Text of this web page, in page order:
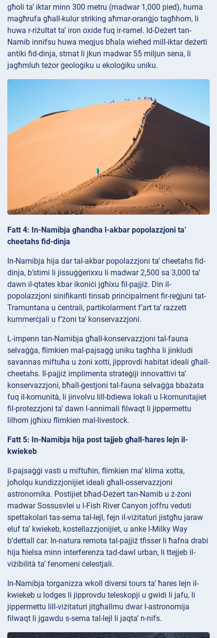
għoli ta’ iktar minn 300 metru (madwar 1,000 pied), huma
magħrufa għall-kulur striking aħmar-oranġjo tagħhom, li
huwa r-riżultat ta’ iron oxide fuq ir-ramel. Id-Deżert tan-
Namib innifsu huwa meqjus bħala wieħed mill-iktar deżerti
antiki fid-dinja, stmat li jkun madwar 55 miljun sena, li
jagħmluh teżor ġeoloġiku u ekoloġiku uniku.
Fatt 4: In-Namibja għandha l-akbar popolazzjoni ta’
cheetahs fid-dinja
In-Namibja hija dar tal-akbar popolazzjoni ta’ cheetahs fid-
dinja, b’stimi li jissuġġerixxu li madwar 2,500 sa 3,000 ta’
dawn il-qtates kbar ikoniċi jgħixu fil-pajjiż. Din il-
popolazzjoni sinifikanti tinsab prinċipalment fir-reġjuni tat-
Tramuntana u ċentrali, partikolarment f’art ta’ razzett
kummerċjali u f’żoni ta’ konservazzjoni.
L-impenn tan-Namibja għall-konservazzjoni tal-fauna
selvaġġa, flimkien mal-pajsaġġ uniku tagħha li jinkludi
savannas miftuħa u żoni xotti, jipprovdi habitat ideali għall-
cheetahs. Il-pajjiż implimenta strateġiji innovattivi ta’
konservazzjoni, bħall-ġestjoni tal-fauna selvaġġa bbażata
fuq il-komunità, li jinvolvu lill-bdiewa lokali u l-komunitajiet
fil-protezzjoni ta’ dawn l-annimali filwaqt li jippermettu
lilhom jgħixu flimkien mal-livestock.
Fatt 5: In-Namibja hija post tajjeb għall-ħares lejn il-
kwiekeb
Il-pajsaġġi vasti u miftuħin, flimkien ma’ klima xotta,
joħolqu kundizzjonijiet ideali għall-osservazzjoni
astronomika. Postijiet bħad-Deżert tan-Namib u ż-żoni
madwar Sossusvlei u l-Fish River Canyon joffru veduti
spettakolari tas-sema tal-lejl, fejn il-viżitaturi jistgħu jaraw
eluf ta’ kwiekeb, kostellazzjonijiet, u anke l-Milky Way
b’dettall ċar. In-natura remota tal-pajjiż tfisser li ħafna drabi
hija ħielsa minn interferenza tad-dawl urban, li ttejjeb il-
viżibilità ta’ fenomeni ċelestjali.
In-Namibja torganizza wkoll diversi tours ta’ ħares lejn il-
kwiekeb u lodges li jipprovdu teleskopji u gwidi li jafu, li
jippermettu lill-viżitaturi jitgħallmu dwar l-astronomija
filwaqt li jgawdu s-sema tal-lejl li jaqta’ n-nifs.